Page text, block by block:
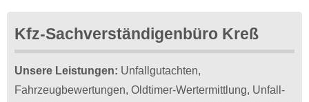
Kfz-Sachverständigenbüro Kreß
Unsere Leistungen: Unfallgutachten,
Fahrzeugbewertungen, Oldtimer-Wertermittlung, Unfall-